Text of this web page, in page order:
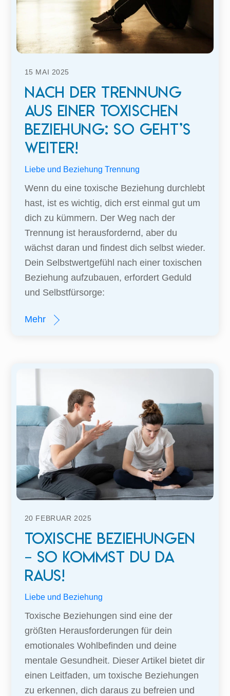
15 MAI 2025
Nach der Trennung
aus einer toxischen
Beziehung: So geht’s
weiter!
Liebe und Beziehung Trennung
Wenn du eine toxische Beziehung durchlebt
hast, ist es wichtig, dich erst einmal gut um
dich zu kümmern. Der Weg nach der
Trennung ist herausfordernd, aber du
wächst daran und findest dich selbst wieder.
Dein Selbstwertgefühl nach einer toxischen
Beziehung aufzubauen, erfordert Geduld
und Selbstfürsorge:
Mehr
20 FEBRUAR 2025
Toxische Beziehungen
– so kommst du da
raus!
Liebe und Beziehung
Toxische Beziehungen sind eine der
größten Herausforderungen für dein
emotionales Wohlbefinden und deine
mentale Gesundheit. Dieser Artikel bietet dir
einen Leitfaden, um toxische Beziehungen
zu erkennen, dich daraus zu befreien und